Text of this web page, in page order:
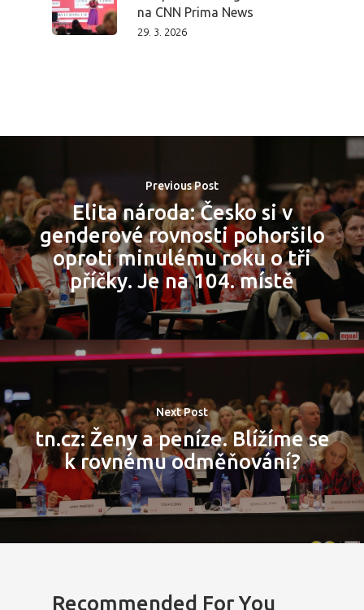
na CNN Prima News
29. 3. 2026
Previous Post
Elita národa: Česko si v
genderové rovnosti pohoršilo
oproti minulému roku o tři
příčky. Je na 104. místě
Next Post
tn.cz: Ženy a peníze. Blížíme se
k rovnému odměňování?
Recommended For You